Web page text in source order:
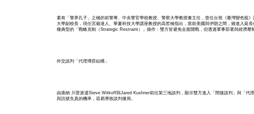
素有「警界孔子」之稱的前警專、中央警官學校教授、警察大學教授兼主任，曾任台視《臺灣變色龍
大學副校長，現任宮廟達人、華夏科技大學講座教授的高哲翰指出，當前美國與伊朗之間，雖進入延
種典型的「戰略克制（Strategic Restraint）」操作：雙方皆避免全面開戰，但透過軍事部署與經濟壓
外交談判「代理博弈結構」
由唐納·川普派遣Steve Witkoff與Jared Kushner前往第三地談判，顯示雙方進入「間接談判」與「代
與訊號失真的機率，容易導致談判僵局。
154+